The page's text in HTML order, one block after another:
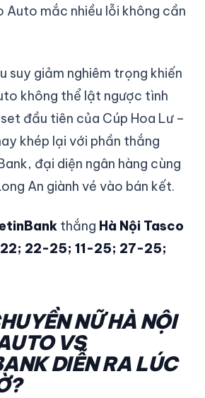
Auto mắc nhiều lỗi không cần
suy giảm nghiêm trọng khiến
không thể lật ngược tình
đầu tiên của Cúp Hoa Lư –
khép lại với phần thắng
đại diện ngân hàng cùng
An giành vé vào bán kết.
thắng Hà Nội Tasco
22-25; 11-25; 27-25;
NỮ HÀ NỘI
VS
DIỄN RA LÚC